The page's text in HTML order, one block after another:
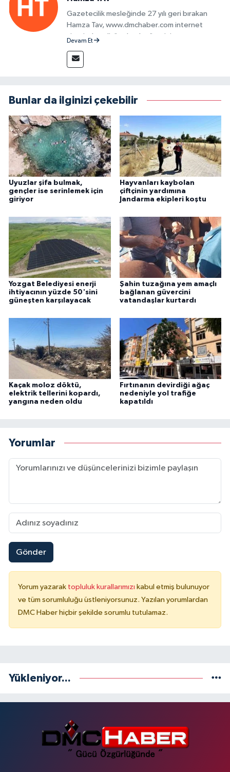
Gazetecilik mesleğinde 27 yılı geri bırakan
Hamza Tav, www.dmchaber.com internet
sitesinde editör olarak görevini
Devam Et
Bunlar da ilginizi çekebilir
Uyuzlar şifa bulmak,
gençler ise serinlemek için
giriyor
Hayvanları kaybolan
çiftçinin yardımına
Jandarma ekipleri koştu
Yozgat Belediyesi enerji
ihtiyacının yüzde 50'sini
güneşten karşılayacak
Şahin tuzağına yem amaçlı
bağlanan güvercini
vatandaşlar kurtardı
Kaçak moloz döktü,
elektrik tellerini kopardı,
yangına neden oldu
Fırtınanın devirdiği ağaç
nedeniyle yol trafiğe
kapatıldı
Yorumlar
Gönder
Yorum yazarak topluluk kurallarımızı kabul etmiş bulunuyor
ve tüm sorumluluğu üstleniyorsunuz. Yazılan yorumlardan
DMC Haber hiçbir şekilde sorumlu tutulamaz.
Yükleniyor...